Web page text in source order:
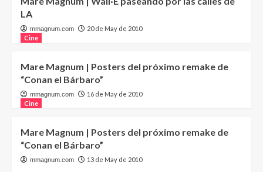
LA
mmagnum.com
20 de May de 2010
Cine
Mare Magnum | Posters del próximo remake de
“Conan el Bárbaro”
mmagnum.com
16 de May de 2010
Cine
Mare Magnum | Posters del próximo remake de
“Conan el Bárbaro”
mmagnum.com 13 de May de 2010